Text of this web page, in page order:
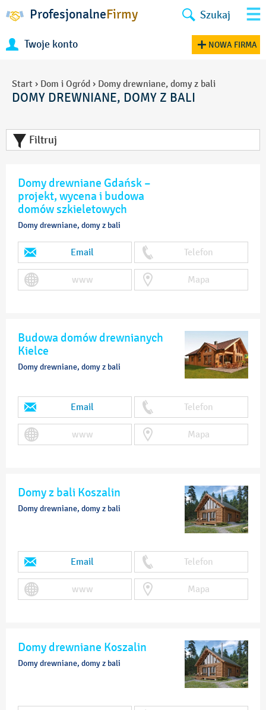
ProfesjonalneFirmy Szukaj
Twoje konto NOWA FIRMA
Start › Dom i Ogród › Domy drewniane, domy z bali
DOMY DREWNIANE, DOMY Z BALI
Filtruj
Domy drewniane Gdańsk –
projekt, wycena i budowa
domów szkieletowych
Domy drewniane, domy z bali
Email Telefon
www Mapa
Budowa domów drewnianych
Kielce
Domy drewniane, domy z bali
Email Telefon
www Mapa
Domy z bali Koszalin
Domy drewniane, domy z bali
Email Telefon
www Mapa
Domy drewniane Koszalin
Domy drewniane, domy z bali